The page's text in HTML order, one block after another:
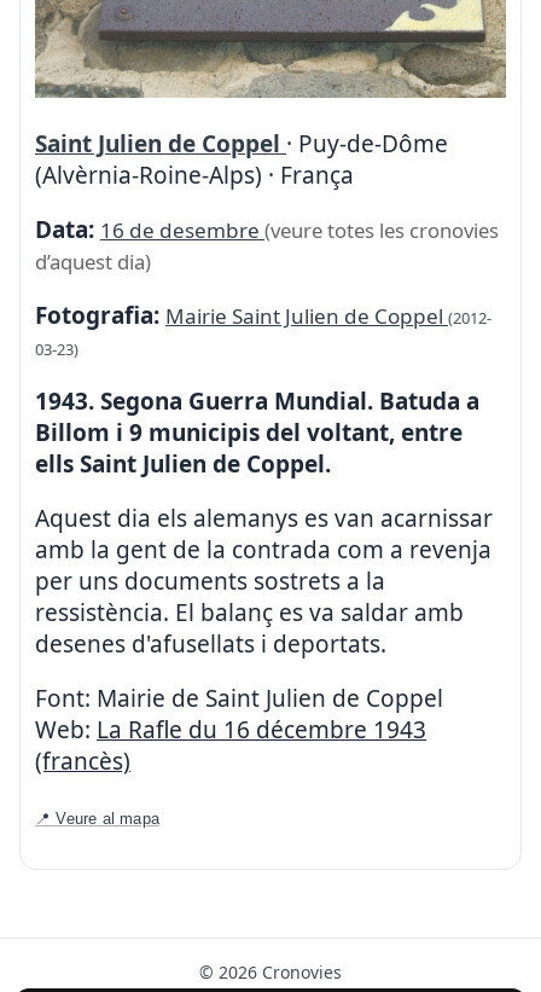
Saint Julien de Coppel · Puy-de-Dôme
(Alvèrnia-Roine-Alps) · França
Data: 16 de desembre (veure totes les cronovies
d’aquest dia)
Fotografia: Mairie Saint Julien de Coppel (2012-
03-23)
1943. Segona Guerra Mundial. Batuda a
Billom i 9 municipis del voltant, entre
ells Saint Julien de Coppel.
Aquest dia els alemanys es van acarnissar
amb la gent de la contrada com a revenja
per uns documents sostrets a la
ressistència. El balanç es va saldar amb
desenes d'afusellats i deportats.
Font: Mairie de Saint Julien de Coppel
Web: La Rafle du 16 décembre 1943
(francès)
📍 Veure al mapa
© 2026 Cronovies